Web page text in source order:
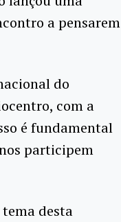
a pensarem
do
com a
é fundamental
participem
desta